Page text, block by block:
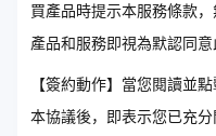
買產品時提示本服務條款
產品和服務即視為默認同意
【簽約動作】當您閱讀並
本協議後，即表示您已充